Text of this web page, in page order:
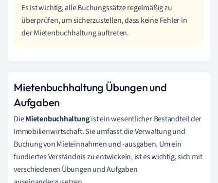
Es ist wichtig, alle Buchungssätze regelmäßig zu
überprüfen, um sicherzustellen, dass keine Fehler in
der Mietenbuchhaltung auftreten.
Mietenbuchhaltung Übungen und
Aufgaben
DieMietenbuchhaltungist ein wesentlicher Bestandteil der
Immobilienwirtschaft. Sie umfasst die Verwaltung und
Buchung von Mieteinnahmen und -ausgaben. Um ein
fundiertes Verständnis zu entwickeln, ist es wichtig, sich mit
verschiedenen Übungen und Aufgaben